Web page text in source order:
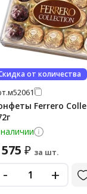
от количества
м52061
Ferrero
₽ за шт.
- +